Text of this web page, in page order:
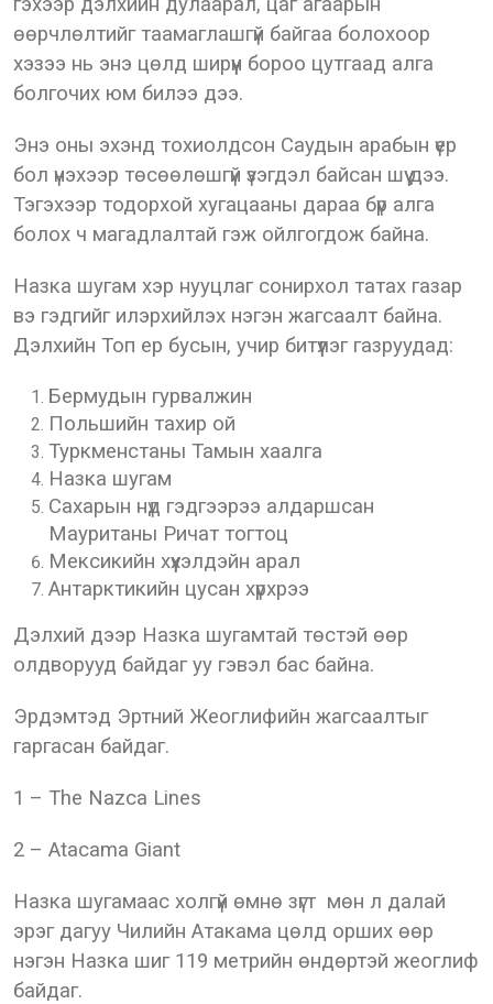
өөрчлөлтийг таамаглашгүй байгаа болохоор
хэзээ нь энэ цөлд ширүүн бороо цутгаад алга
болгочих юм билээ дээ.
Энэ оны эхэнд тохиолдсон Саудын арабын үер
бол үнэхээр төсөөлөшгүй үзэгдэл байсан шүү дээ.
Тэгэхээр тодорхой хугацааны дараа бүр алга
болох ч магадлалтай гэж ойлгогдож байна.
Назка шугам хэр нууцлаг сонирхол татах газар
вэ гэдгийг илэрхийлэх нэгэн жагсаалт байна.
Дэлхийн Топ ер бусын, учир битүүлэг газруудад:
Бермудын гурвалжин
Польшийн тахир ой
Туркменстаны Тамын хаалга
Назка шугам
Сахарын нүд гэдгээрээ алдаршсан
Мауританы Ричат тогтоц
Мексикийн хүүхэлдэйн арал
Антарктикийн цусан хүрхрээ
Дэлхий дээр Назка шугамтай төстэй өөр
олдворууд байдаг уу гэвэл бас байна.
Эрдэмтэд Эртний Жеоглифийн жагсаалтыг
гаргасан байдаг.
1 – The Nazca Lines
2 – Atacama Giant
Назка шугамаас холгүй өмнө зүгт мөн л далай
эрэг дагуу Чилийн Атакама цөлд орших өөр
нэгэн Назка шиг 119 метрийн өндөртэй жеоглиф
байдаг.